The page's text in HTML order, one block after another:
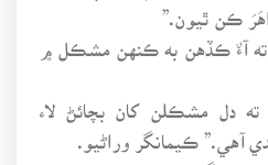
ڪن ٿيون.”
ته آءٌ ڪڏهن به ڪنهن مشڪل ۾
دل مشڪلن کان بچائڻ لاء
آهي.” ڪيمانگر وراڻيو.